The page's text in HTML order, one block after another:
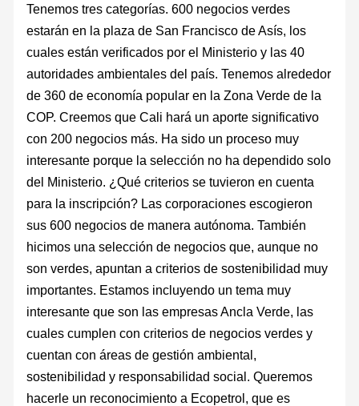
Tenemos tres categorías. 600 negocios verdes
estarán en la plaza de San Francisco de Asís, los
cuales están verificados por el Ministerio y las 40
autoridades ambientales del país. Tenemos alrededor
de 360 de economía popular en la Zona Verde de la
COP. Creemos que Cali hará un aporte significativo
con 200 negocios más. Ha sido un proceso muy
interesante porque la selección no ha dependido solo
del Ministerio. ¿Qué criterios se tuvieron en cuenta
para la inscripción? Las corporaciones escogieron
sus 600 negocios de manera autónoma. También
hicimos una selección de negocios que, aunque no
son verdes, apuntan a criterios de sostenibilidad muy
importantes. Estamos incluyendo un tema muy
interesante que son las empresas Ancla Verde, las
cuales cumplen con criterios de negocios verdes y
cuentan con áreas de gestión ambiental,
sostenibilidad y responsabilidad social. Queremos
hacerle un reconocimiento a Ecopetrol, que es